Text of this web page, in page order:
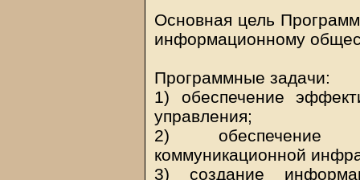
Основная цель
информационному
Программные задачи:
1) обеспечение
управления;
2) обеспечение
коммуникационной
3) создание